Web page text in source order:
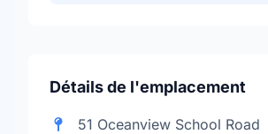
Détails de l'emplacement
51 Oceanview School Road